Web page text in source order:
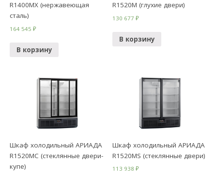
R1400MX (нержавеющая
сталь)
164 545₽
В корзину
R1520M (глухие двери)
130 677₽
В корзину
Шкаф холодильный АРИАДА
R1520MC (стеклянные двери-
купе)
Шкаф холодильный АРИАДА
R1520MS (стеклянные двери)
113 938₽